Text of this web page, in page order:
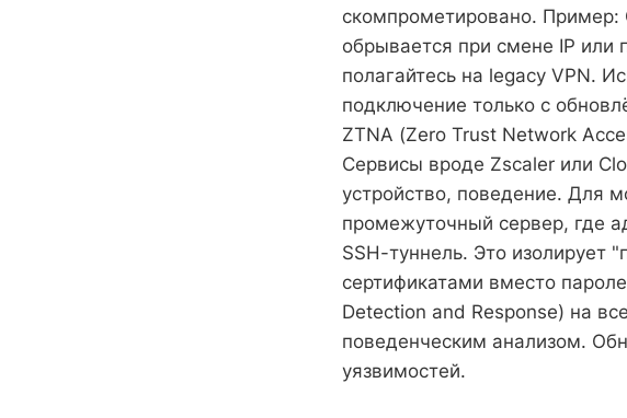
скомпрометировано. Пример:
обрывается при смене IP или
полагайтесь на legacy VPN.
подключение только с
ZTNA (Zero Trust Network
Сервисы вроде Zscaler или
устройство, поведение. Для
промежуточный сервер, где
SSH-туннель. Это изолирует
сертификатами вместо
Detection and Response) на
поведенческим анализом.
уязвимостей.